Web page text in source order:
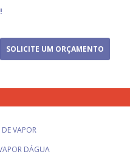
SOLICITE UM ORÇAMENTO
DE VAPOR
DÁGUA